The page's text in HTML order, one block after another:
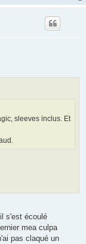
sleeves inclus. Et
s'est écoulé
mea culpa
pas claqué un